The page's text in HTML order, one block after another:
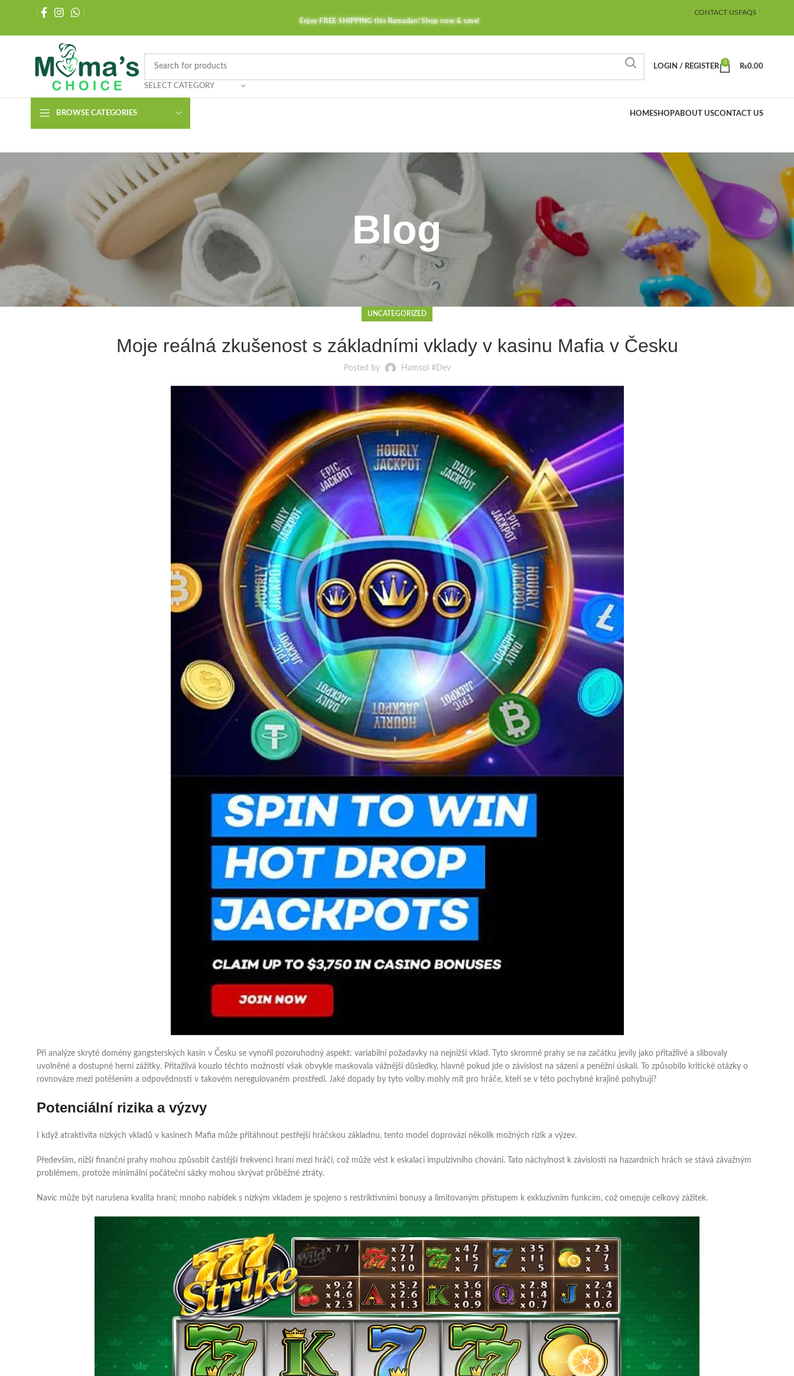
Enjoy FREE SHIPPING this Ramadan! Shop now & save!
CONTACT USFAQS
SELECT CATEGORY
LOGIN / REGISTER
0
₨0.00
BROWSE CATEGORIES HOMESHOPABOUT USCONTACT US
Blog
UNCATEGORIZED
Moje reálná zkušenost s základními vklady v kasinu Mafia v Česku
Posted by Hamsol #Dev
Při analýze skryté domény gangsterských kasin v Česku se vynořil pozoruhodný aspekt: variabilní požadavky na nejnižší vklad. Tyto skromné prahy se na začátku jevily jako přitažlivé a slibovaly
uvolněné a dostupné herní zážitky. Přitažlivá kouzlo těchto možností však obvykle maskovala vážnější důsledky, hlavně pokud jde o závislost na sázení a peněžní úskalí. To způsobilo kritické otázky o
rovnováze mezi potěšením a odpovědností v takovém neregulovaném prostředí. Jaké dopady by tyto volby mohly mít pro hráče, kteří se v této pochybné krajině pohybují?
Potenciální rizika a výzvy
I když atraktivita nízkých vkladů v kasinech Mafia může přitáhnout pestřejší hráčskou základnu, tento model doprovází několik možných rizik a výzev.
Především, nižší finanční prahy mohou způsobit častější frekvenci hraní mezi hráči, což může vést k eskalaci impulzivního chování. Tato náchylnost k závislosti na hazardních hrách se stává závažným
problémem, protože minimální počáteční sázky mohou skrývat průběžné ztráty.
Navíc může být narušena kvalita hraní; mnoho nabídek s nízkým vkladem je spojeno s restriktivními bonusy a limitovaným přístupem k exkluzivním funkcím, což omezuje celkový zážitek.